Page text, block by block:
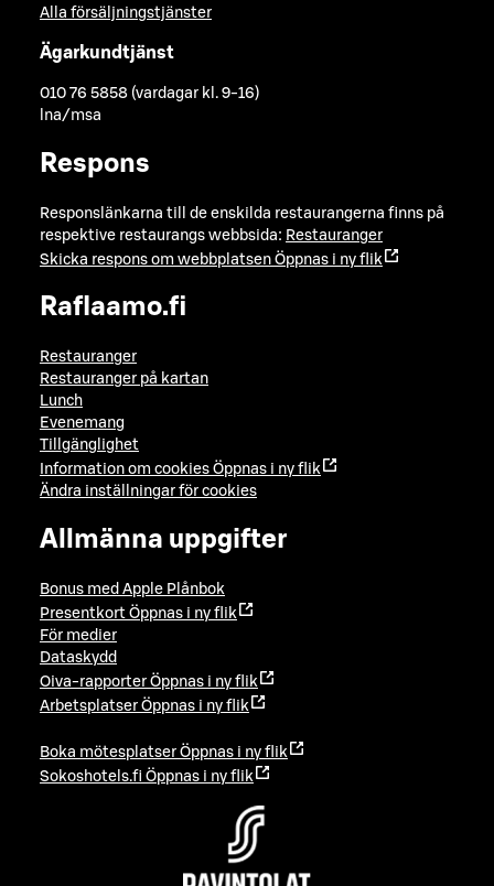
Alla försäljningstjänster
Ägarkundtjänst
010 76 5858 (vardagar kl. 9-16)
lna/msa
Respons
Responslänkarna till de enskilda restaurangerna finns på
respektive restaurangs webbsida: Restauranger
Skicka respons om webbplatsen Öppnas i ny flik
Raflaamo.fi
Restauranger
Restauranger på kartan
Lunch
Evenemang
Tillgänglighet
Information om cookies Öppnas i ny flik
Ändra inställningar för cookies
Allmänna uppgifter
Bonus med Apple Plånbok
Presentkort Öppnas i ny flik
För medier
Dataskydd
Oiva-rapporter Öppnas i ny flik
Arbetsplatser Öppnas i ny flik
Boka mötesplatser Öppnas i ny flik
Sokoshotels.fi Öppnas i ny flik